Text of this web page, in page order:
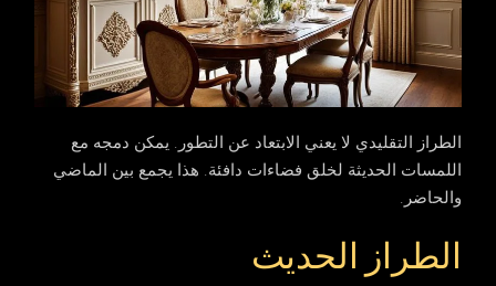
الطراز التقليدي لا يعني الابتعاد عن التطور. يمكن دمجه مع
اللمسات الحديثة لخلق فضاءات دافئة. هذا يجمع بين الماضي
والحاضر.
الطراز الحديث